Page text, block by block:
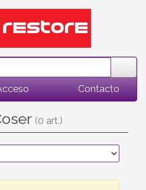
Contacto
(0 art.)